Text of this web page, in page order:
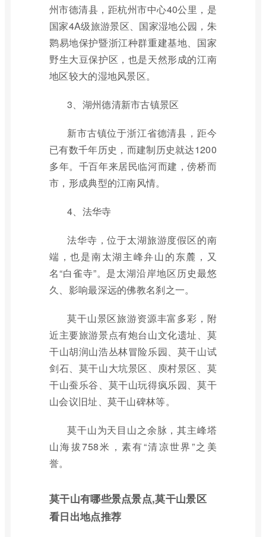
州市德清县，距杭州市中心40公里，是
国家4A级旅游景区、国家湿地公园，朱
鹮易地保护暨浙江种群重建基地、国家
野生大豆保护区，也是天然形成的江南
地区较大的湿地风景区。
3、湖州德清新市古镇景区
新市古镇位于浙江省德清县，距今
已有数千年历史，而建制历史就达1200
多年。千百年来居民临河而建，傍桥而
市，形成典型的江南风情。
4、法华寺
法华寺，位于太湖旅游度假区的南
端，也是南太湖主峰弁山的东麓，又
名“白雀寺”。是太湖沿岸地区历史最悠
久、影响最深远的佛教名刹之一。
莫干山景区旅游资源丰富多彩，附
近主要旅游景点有炮台山文化遗址、莫
干山胡润山浩丛林冒险乐园、莫干山试
剑石、莫干山大坑景区、庾村景区、莫
干山蚕乐谷、莫干山玩得疯乐园、莫干
山会议旧址、莫干山碑林等。
莫干山为天目山之余脉，其主峰塔
山海拔758米，素有“清凉世界”之美
誉。
莫干山有哪些景点景点,莫干山景区
看日出地点推荐